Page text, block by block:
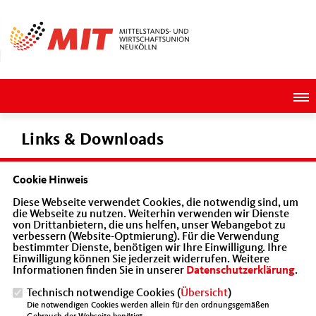
Links & Downloads
Mittelstandsvereinigung
Mitgliedsantrag MIT Neukölln
www.mittelstand-deutschland.de - MIT Deutschland
www.mit-berlin.de - MIT Landesverband Berlin
Neuköllner Seiten CDU
www.cdu-fraktion-neukoelln.de - CDU Fraktion in der BVV
www.cdu-alt-rixdorf.de - CDU Ortsverband Alt-Rixdorf
Cookie Hinweis
Diese Webseite verwendet Cookies, die notwendig sind, um
die Webseite zu nutzen. Weiterhin verwenden wir Dienste
von Drittanbietern, die uns helfen, unser Webangebot zu
verbessern (Website-Optmierung). Für die Verwendung
bestimmter Dienste, benötigen wir Ihre Einwilligung. Ihre
Einwilligung können Sie jederzeit widerrufen. Weitere
Informationen finden Sie in unserer Datenschutzerklärung.
Technisch notwendige Cookies (Übersicht)
Die notwendigen Cookies werden allein für den ordnungsgemäßen